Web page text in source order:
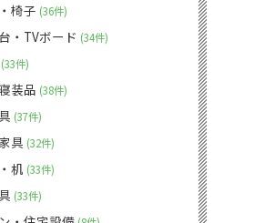
椅子 36件
・TVボード 34件
33件
装品 38件
37件
具 32件
机 33件
33件